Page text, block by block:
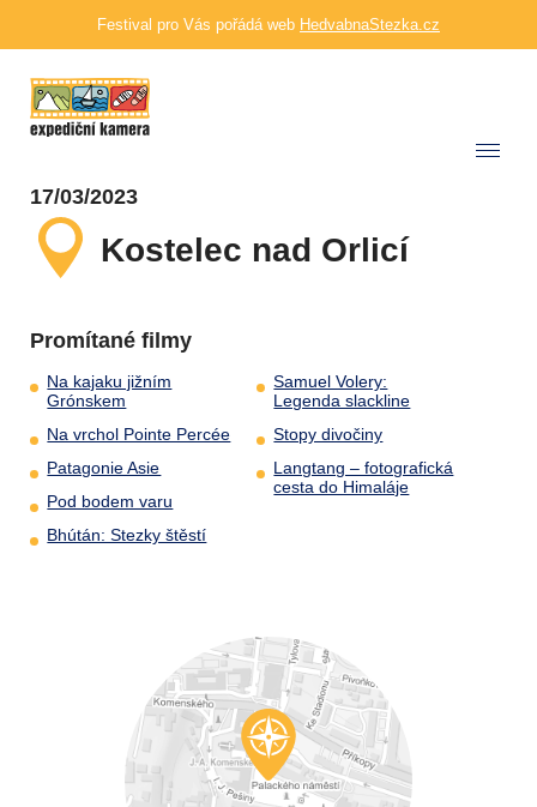
Festival pro Vás pořádá web HedvabnaStezka.cz
17/03/2023
Kostelec nad Orlicí
Promítané filmy
Na kajaku jižním
Grónskem
Na vrchol Pointe Percée
Patagonie Asie
Pod bodem varu
Bhútán: Stezky štěstí
Samuel Volery:
Legenda slackline
Stopy divočiny
Langtang – fotografická
cesta do Himaláje